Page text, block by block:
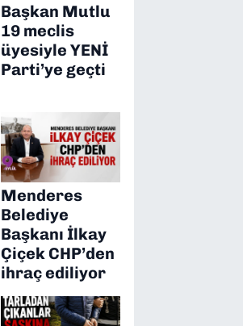
Başkan Mutlu
19 meclis
üyesiyle YENİ
Parti’ye geçti
Menderes
Belediye
Başkanı İlkay
Çiçek CHP’den
ihraç ediliyor